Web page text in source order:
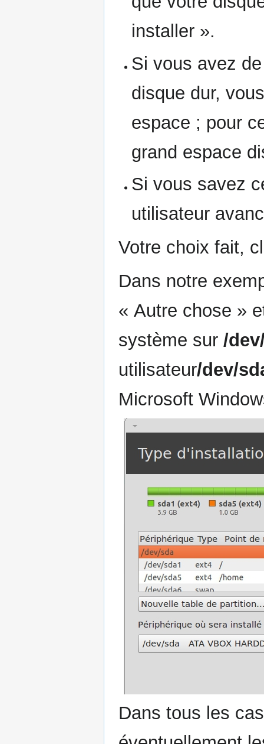
installer ».
Si vous avez
disque dur,
espace ; pour
grand espace
Si vous savez
utilisateur
Votre choix fait,
Dans notre
« Autre chose »
système sur /
utilisateur/dev/
Microsoft
Dans tous les